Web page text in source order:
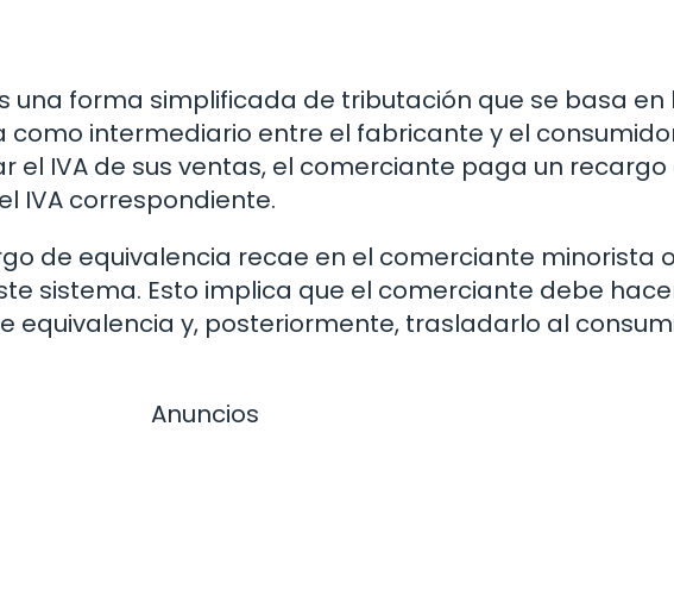
una forma simplificada de tributación que se basa en
intermediario entre el fabricante y el
el IVA de sus ventas, el comerciante paga un recargo
IVA correspondiente.
de equivalencia recae en el comerciante minorista o
sistema. Esto implica que el comerciante debe
equivalencia y, posteriormente, trasladarlo al
Anuncios